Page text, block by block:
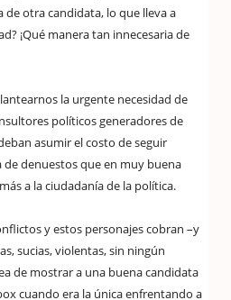
de otra candidata, lo que lleva a
¡Qué manera tan innecesaria de
la urgente necesidad de
políticos generadores de
asumir el costo de seguir
denuestos que en muy buena
a la ciudadanía de la política.
y estos personajes cobran –y
sucias, violentas, sin ningún
de mostrar a una buena candidata
cuando era la única enfrentando a